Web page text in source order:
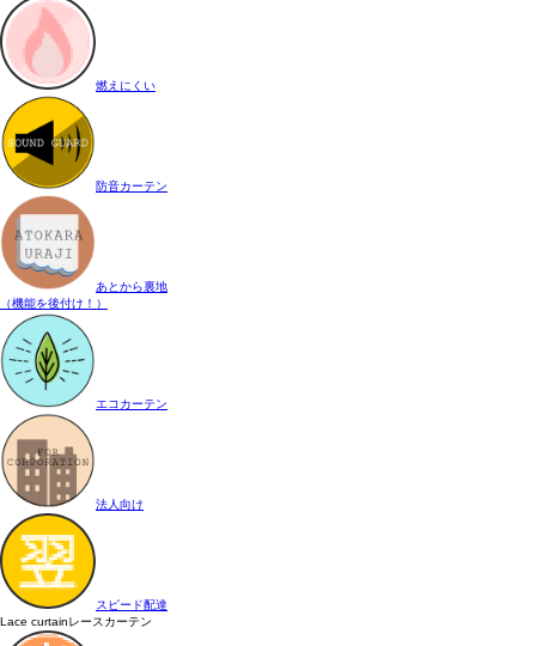
燃えにくい
防音カーテン
あとから裏地
（機能を後付け！）
エコカーテン
法人向け
スピード配達
Lace curtainレースカーテン